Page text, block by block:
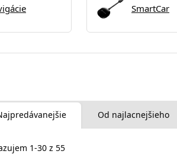
SmartCar
Od najlacnejšieho
1-30 z 55